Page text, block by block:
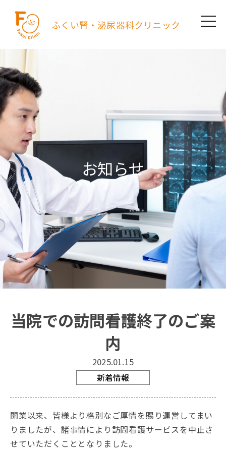
ふくい腎・泌尿器科クリニック
お知らせ
当院での訪問看護終了のご案
内
2025.01.15
新着情報
開業以来、皆様より格別なご厚情を賜り運営してまい
りましたが、諸事情により訪問看護サービスを中止さ
せていただくこととなりました。